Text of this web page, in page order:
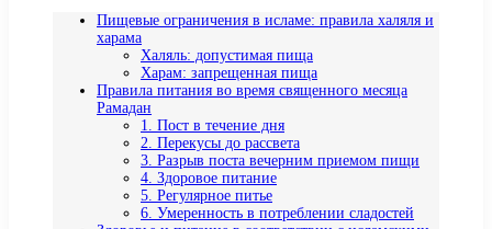
Пищевые ограничения в исламе: правила халяля и
харама
Халяль: допустимая пища
Харам: запрещенная пища
Правила питания во время священного месяца
Рамадан
1. Пост в течение дня
2. Перекусы до рассвета
3. Разрыв поста вечерним приемом пищи
4. Здоровое питание
5. Регулярное питье
6. Умеренность в потреблении сладостей